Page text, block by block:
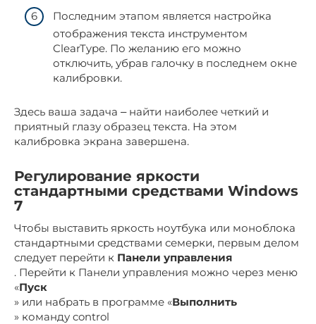
Последним этапом является настройка
отображения текста инструментом
ClearType. По желанию его можно
отключить, убрав галочку в последнем окне
калибровки.
Здесь ваша задача ‒ найти наиболее четкий и
приятный глазу образец текста. На этом
калибровка экрана завершена.
Регулирование яркости
стандартными средствами Windows
7
Чтобы выставить яркость ноутбука или моноблока
стандартными средствами семерки, первым делом
следует перейти к Панели управления
. Перейти к Панели управления можно через меню
«Пуск
» или набрать в программе «Выполнить
» команду control